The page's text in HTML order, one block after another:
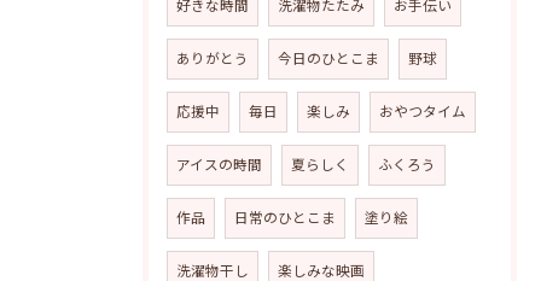
好きな時間 洗濯物たたみ お手伝い
ありがとう 今日のひとこま 野球
応援中 毎日 楽しみ おやつタイム
アイスの時間 夏らしく ふくろう
作品 日常のひとこま 塗り絵
洗濯物干し 楽しみな映画